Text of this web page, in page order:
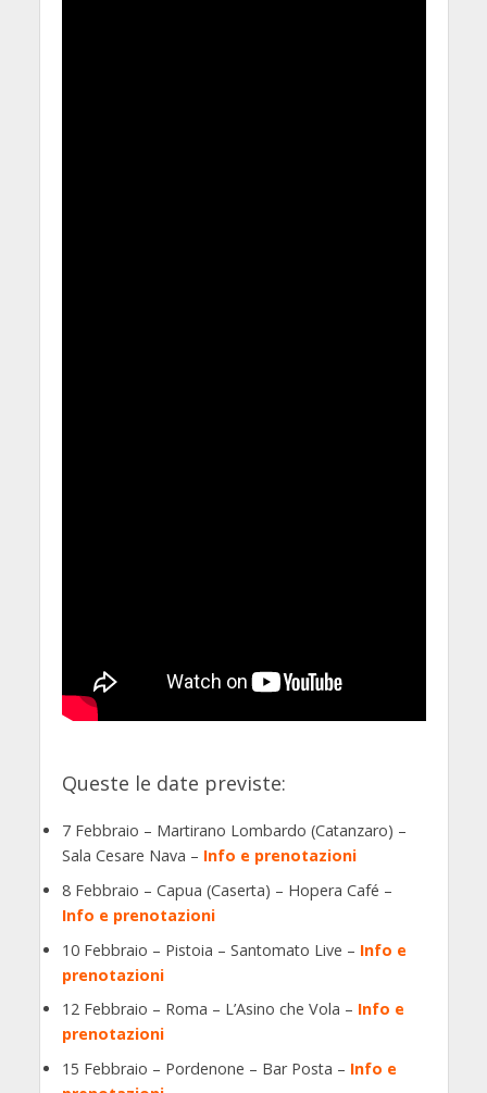
Queste le date previste:
7 Febbraio – Martirano Lombardo (Catanzaro) –
Sala Cesare Nava – Info e prenotazioni
8 Febbraio – Capua (Caserta) – Hopera Café –
Info e prenotazioni
10 Febbraio – Pistoia – Santomato Live – Info e
prenotazioni
12 Febbraio – Roma – L’Asino che Vola – Info e
prenotazioni
15 Febbraio – Pordenone – Bar Posta – Info e